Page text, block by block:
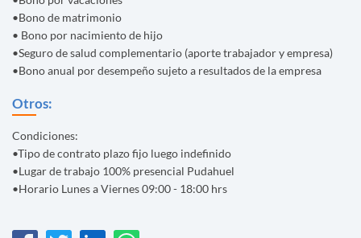
•Bono de matrimonio
• Bono por nacimiento de hijo
•Seguro de salud complementario (aporte trabajador y empresa)
•Bono anual por desempeño sujeto a resultados de la empresa
Otros:
Condiciones:
•Tipo de contrato plazo fijo luego indefinido
•Lugar de trabajo 100% presencial Pudahuel
•Horario Lunes a Viernes 09:00 - 18:00 hrs